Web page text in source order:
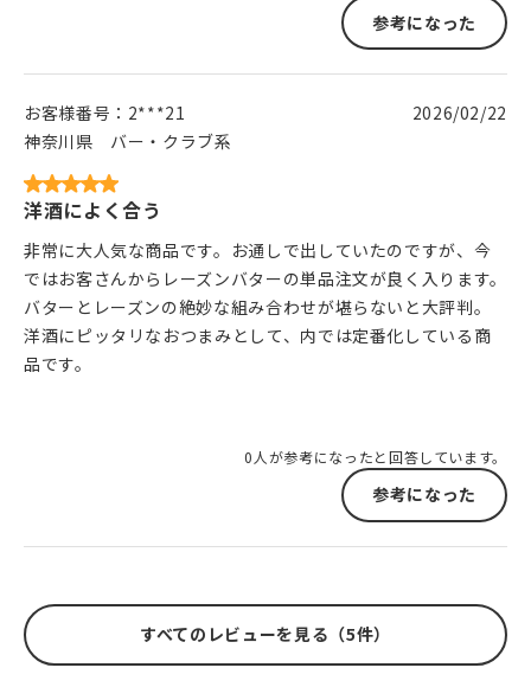
参考になった
お客様番号： 2***21
神奈川県
バー・クラブ系
2026/02/22
洋酒によく合う
非常に大人気な商品です。お通しで出していたのですが、今
ではお客さんからレーズンバターの単品注文が良く入ります。
バターとレーズンの絶妙な組み合わせが堪らないと大評判。
洋酒にピッタリなおつまみとして、内では定番化している商
品です。
0人が参考になったと回答しています。
参考になった
すべてのレビューを見る（5件）